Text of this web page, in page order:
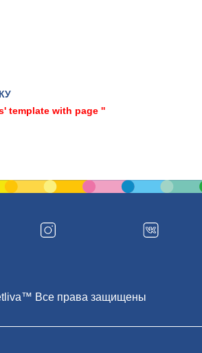
template with page ''
Все права защищены